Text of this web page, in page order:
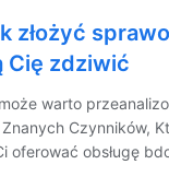
złożyć
Cię zdziwić
warto
Czynników,
oferować obsługę